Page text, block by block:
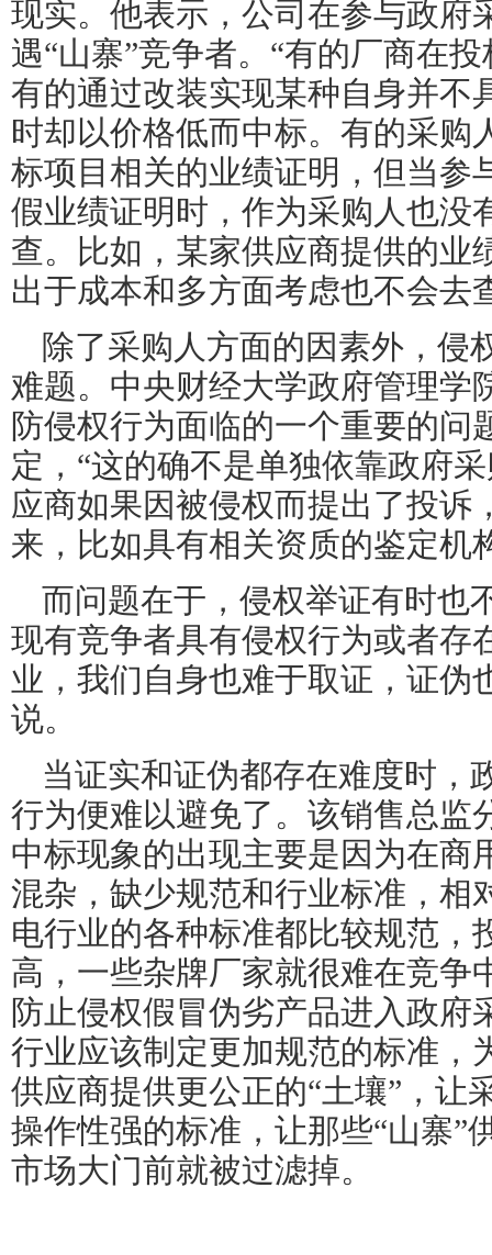
现实。他表示，公司在参与政府
遇“山寨”竞争者。“有的厂商在
有的通过改装实现某种自身并不
时却以价格低而中标。有的采购
标项目相关的业绩证明，但当参
假业绩证明时，作为采购人也没
查。比如，某家供应商提供的业
出于成本和多方面考虑也不会去
除了采购人方面的因素外，侵
难题。中央财经大学政府管理学
防侵权行为面临的一个重要的问
定，“这的确不是单独依靠政府
应商如果因被侵权而提出了投诉
来，比如具有相关资质的鉴定机
而问题在于，侵权举证有时也
现有竞争者具有侵权行为或者存
业，我们自身也难于取证，证伪
说。
当证实和证伪都存在难度时，
行为便难以避免了。该销售总监
中标现象的出现主要是因为在商
混杂，缺少规范和行业标准，相
电行业的各种标准都比较规范，
高，一些杂牌厂家就很难在竞争
防止侵权假冒伪劣产品进入政府
行业应该制定更加规范的标准，
供应商提供更公正的“土壤”，让
操作性强的标准，让那些“山寨”
市场大门前就被过滤掉。